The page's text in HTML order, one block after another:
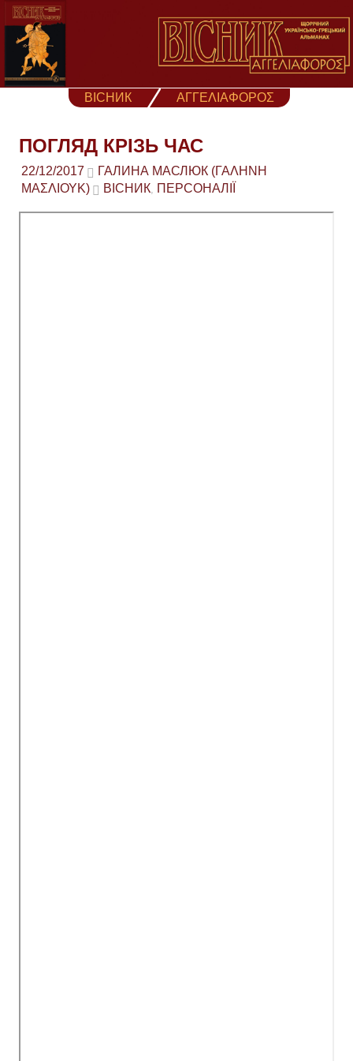
Skip
content
ВІСНИК ΑΓΓΕΛΙΑΦΟΡΟΣ
ПОГЛЯД КРІЗЬ ЧАС
22/12/2017
ГАЛИНА МАСЛЮК (ΓΑΛΉΝΗ
ΜΑΣΛΙΟΎΚ)
ВІСНИК, ПЕРСОНАЛІЇ